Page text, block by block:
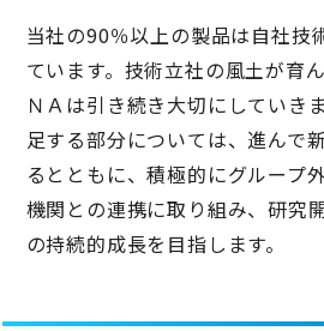
当社の90％以上の製品は自社技
ています。技術立社の風土が育
ＮＡは引き続き大切にしていき
足する部分については、進んで
るとともに、積極的にグループ
機関との連携に取り組み、研究
の持続的成長を目指します。